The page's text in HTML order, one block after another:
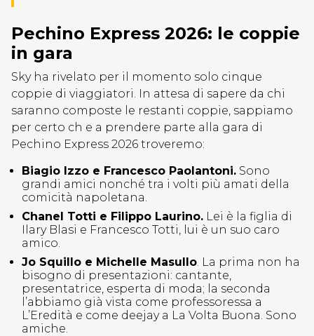
Pechino Express 2026: le coppie
in gara
Sky ha rivelato per il momento solo cinque
coppie di viaggiatori. In attesa di sapere da chi
saranno composte le restanti coppie, sappiamo
per certo ch e a prendere parte alla gara di
Pechino Express 2026 troveremo:
Biagio Izzo e Francesco Paolantoni. Sono
grandi amici nonché tra i volti più amati della
comicità napoletana.
Chanel Totti e Filippo Laurino. Lei è la figlia di
Ilary Blasi e Francesco Totti, lui è un suo caro
amico.
Jo Squillo e Michelle Masullo. La prima non ha
bisogno di presentazioni: cantante,
presentatrice, esperta di moda; la seconda
l’abbiamo già vista come professoressa a
L’Eredità e come deejay a La Volta Buona. Sono
amiche.